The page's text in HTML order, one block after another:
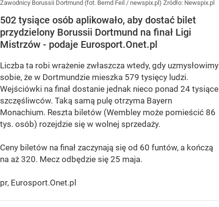
Zawodnicy Borussii Dortmund (fot. Bernd Feil / newspix.pl) Źródło: Newspix.pl
502 tysiące osób aplikowało, aby dostać bilet
przydzielony Borussii Dortmund na finał Ligi
Mistrzów - podaje Eurosport.Onet.pl
Liczba ta robi wrażenie zwłaszcza wtedy, gdy uzmysłowimy
sobie, że w Dortmundzie mieszka 579 tysięcy ludzi.
Wejściówki na finał dostanie jednak nieco ponad 24 tysiące
szczęśliwców. Taką samą pulę otrzyma Bayern
Monachium. Reszta biletów (Wembley może pomieścić 86
tys. osób) rozejdzie się w wolnej sprzedaży.
Ceny biletów na finał zaczynają się od 60 funtów, a kończą
na aż 320. Mecz odbędzie się 25 maja.
pr, Eurosport.Onet.pl